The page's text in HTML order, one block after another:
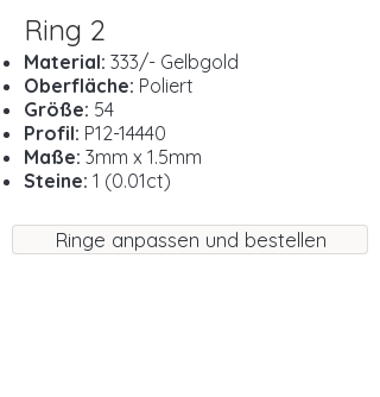
Ring 2
Material: 333/- Gelbgold
Oberfläche: Poliert
Größe: 54
Profil: P12-14440
Maße: 3mm x 1.5mm
Steine: 1 (0.01ct)
Ringe anpassen und bestellen